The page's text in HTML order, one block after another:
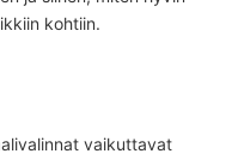
kohtiin.
vaikuttavat